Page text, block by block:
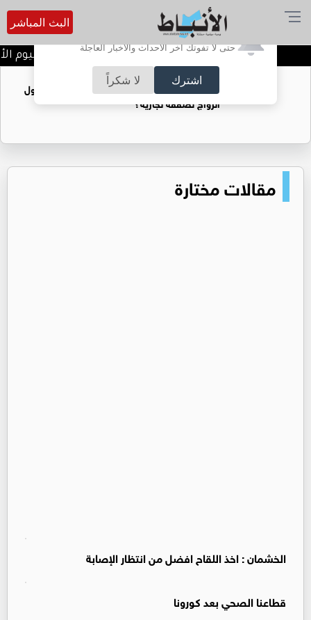
أترغب في تفعيل الإشعارات؟
حتى لا تفوتك آخر الأحداث والأخبار العاجلة
اشترك لا شكراً
البث المباشر
تتويج الفرق الفائزة في اليوم
فتيات يستغللنه لتحقيق مكاسب مادية.. هل تحول
الزواج لصفقة تجارية؟
مقالات مختارة
الخشمان : اخذ اللقاح افضل من انتظار الإصابة
قطاعنا الصحي بعد كورونا